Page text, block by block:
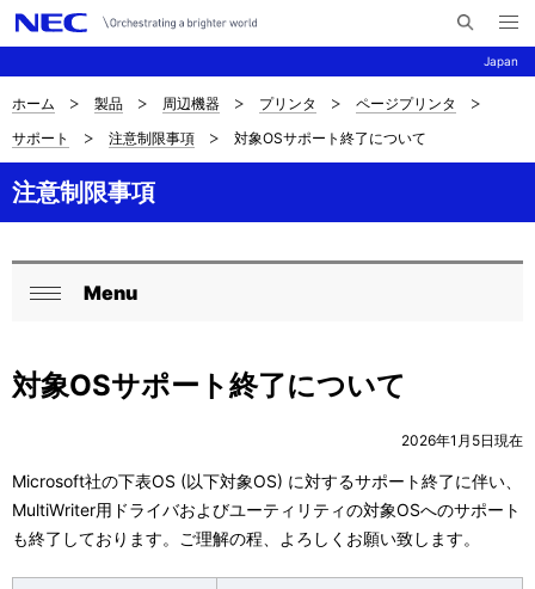
Japan
イ
メ
ニ
ュ
ナ
ビ
ゲ
ー
シ
サ
イ
ト
の
在
を
表
ホーム 製品 周辺機器 プリンタ
ページプリンタ
サポート
注意制限事項 対象OSサポート終了について
注意制限事項
ロ
カ
ナ
ビ
る
Menu
対象OSサポート終了について
2026年1月5日現在
Microsoft社の下表OS (以下対象OS) に対するサポート終了に伴い、
MultiWriter用ドライバおよびユーティリティの対象OSへのサポート
も終了しております。ご理解の程、よろしくお願い致します。